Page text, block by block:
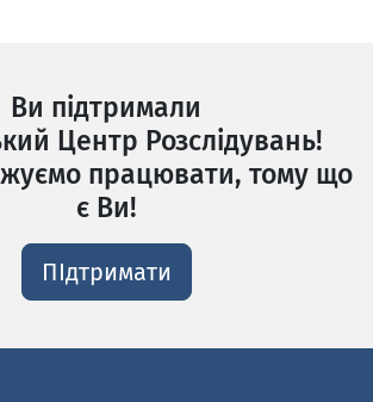
Ви підтримали
Центр Розслідувань!
працювати, тому що
є Ви!
ПІдтримати